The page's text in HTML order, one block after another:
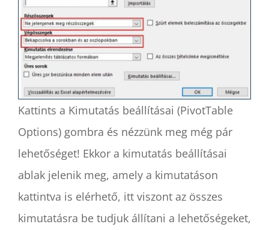
Kattints a Kimutatás beállításai (PivotTable
Options) gombra és nézzünk meg még pár
lehetőséget! Ekkor a kimutatás beállításai
ablak jelenik meg, amely a kimutatáson
kattintva is elérhető, itt viszont az összes
kimutatásra be tudjuk állítani a lehetőségeket,